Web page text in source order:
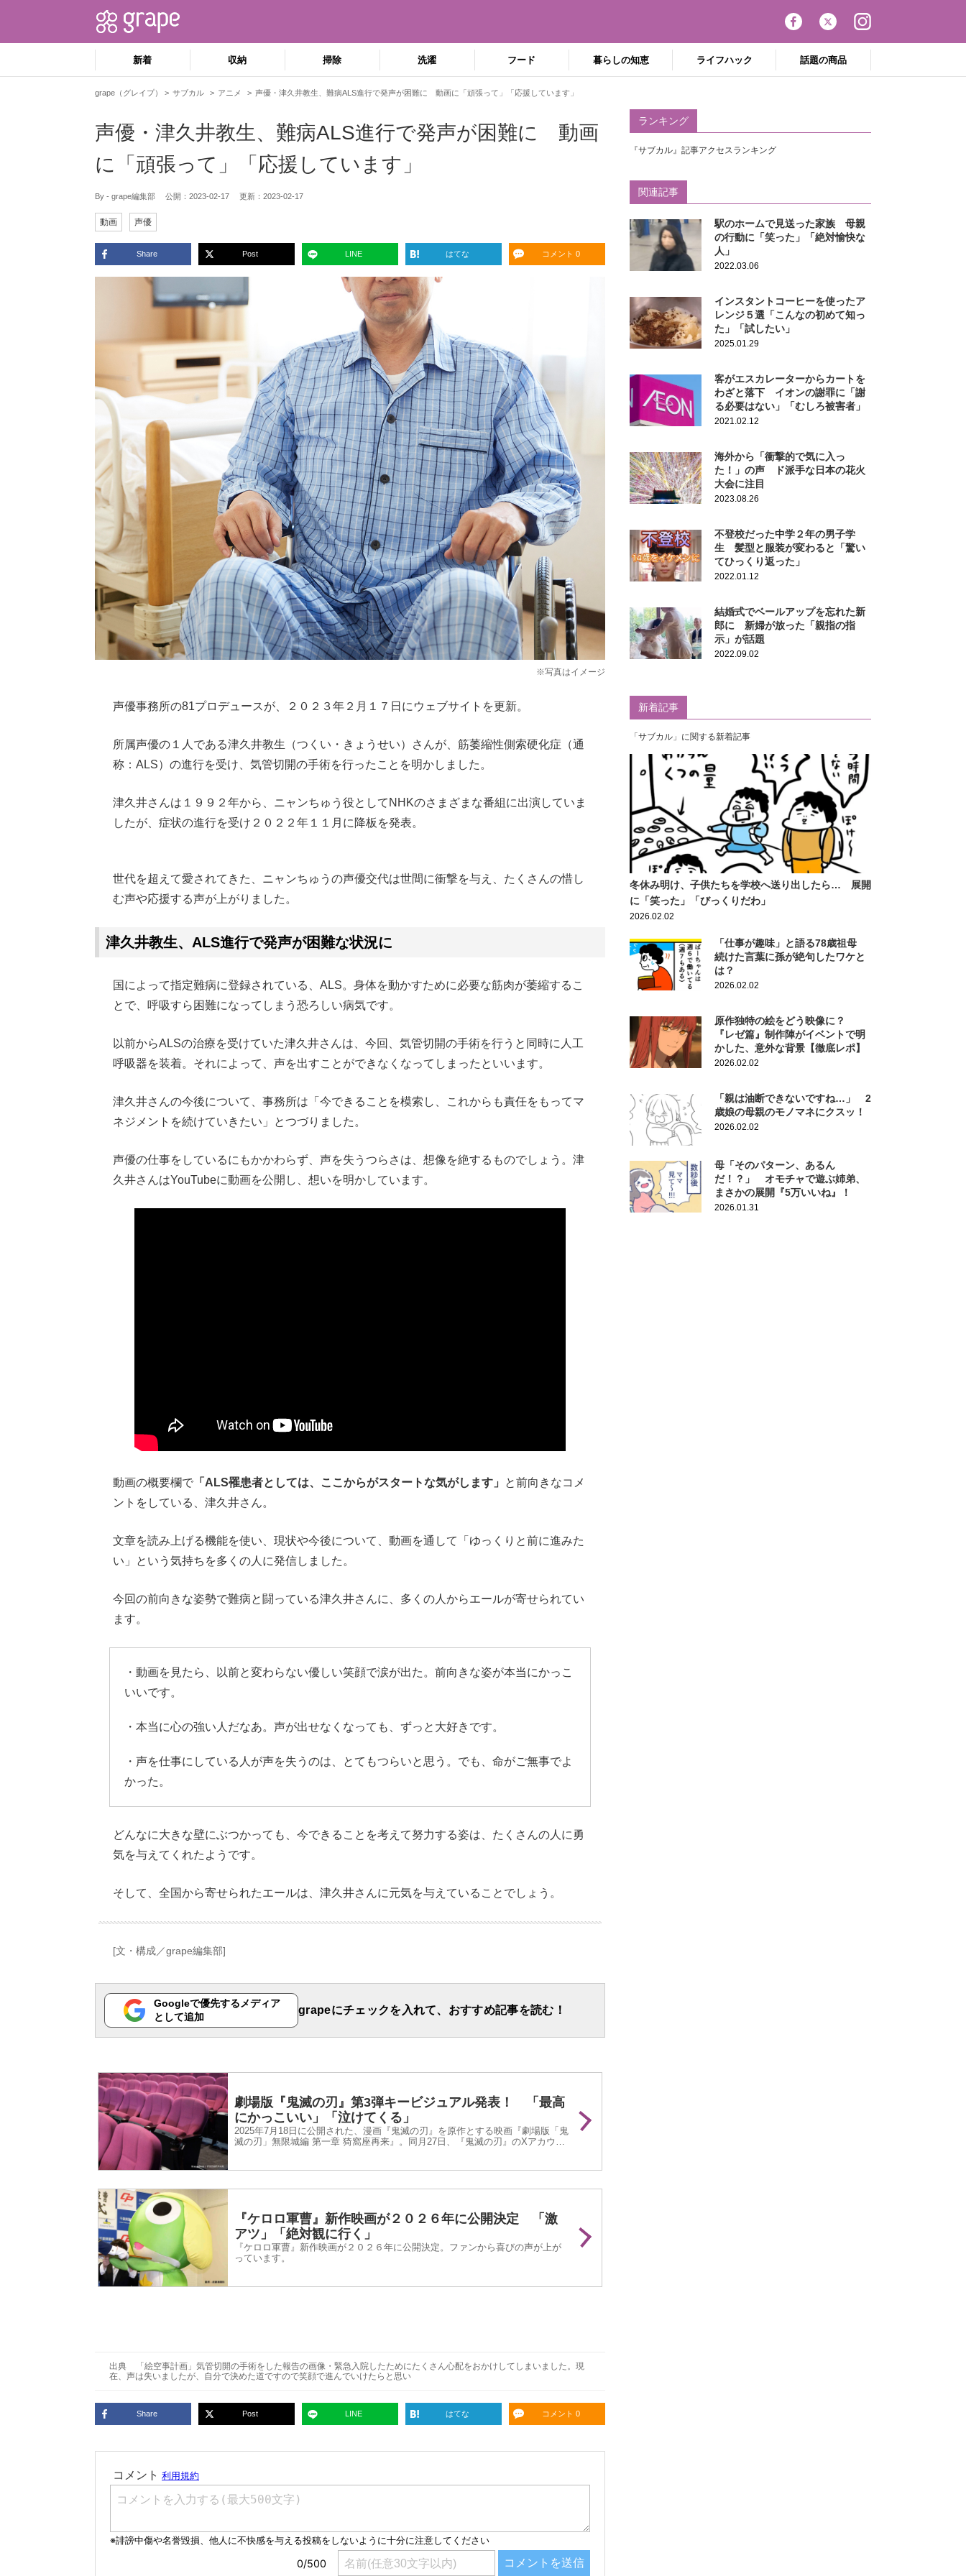
新着 収納 掃除 洗濯 フード 暮らしの知恵 ライフハック 話題の商品
grape（グレイプ） サブカル アニメ 声優・津久井教生、難病ALS進行で発声が困難に 動画に「頑張って」「応援しています」
声優・津久井教生、難病ALS進行で発声が困難に 動画
に「頑張って」「応援しています」
By - grape編集部 公開： 2023-02-17 更新： 2023-02-17
動画 声優
Share Post LINE はてな コメント 0
※写真はイメージ
声優事務所の81プロデュースが、２０２３年２月１７日にウェブサイトを更新。
所属声優の１人である津久井教生（つくい・きょうせい）さんが、筋萎縮性側索硬化症（通
称：ALS）の進行を受け、気管切開の手術を行ったことを明かしました。
津久井さんは１９９２年から、ニャンちゅう役としてNHKのさまざまな番組に出演していま
したが、症状の進行を受け２０２２年１１月に降板を発表。
世代を超えて愛されてきた、ニャンちゅうの声優交代は世間に衝撃を与え、たくさんの惜し
む声や応援する声が上がりました。
津久井教生、ALS進行で発声が困難な状況に
国によって指定難病に登録されている、ALS。身体を動かすために必要な筋肉が萎縮するこ
とで、呼吸すら困難になってしまう恐ろしい病気です。
以前からALSの治療を受けていた津久井さんは、今回、気管切開の手術を行うと同時に人工
呼吸器を装着。それによって、声を出すことができなくなってしまったといいます。
津久井さんの今後について、事務所は「今できることを模索し、これからも責任をもってマ
ネジメントを続けていきたい」とつづりました。
声優の仕事をしているにもかかわらず、声を失うつらさは、想像を絶するものでしょう。津
久井さんはYouTubeに動画を公開し、想いを明かしています。
動画の概要欄で 「ALS罹患者としては、ここからがスタートな気がします」
と前向きなコメ
ントをしている、津久井さん。
文章を読み上げる機能を使い、現状や今後について、動画を通して「ゆっくりと前に進みた
い」という気持ちを多くの人に発信しました。
今回の前向きな姿勢で難病と闘っている津久井さんに、多くの人からエールが寄せられてい
ます。
・動画を見たら、以前と変わらない優しい笑顔で涙が出た。前向きな姿が本当にかっこ
いいです。
・本当に心の強い人だなあ。声が出せなくなっても、ずっと大好きです。
・声を仕事にしている人が声を失うのは、とてもつらいと思う。でも、命がご無事でよ
かった。
どんなに大きな壁にぶつかっても、今できることを考えて努力する姿は、たくさんの人に勇
気を与えてくれたようです。
そして、全国から寄せられたエールは、津久井さんに元気を与えていることでしょう。
[文・構成／grape編集部]
Googleで優先するメディア
として追加
grapeにチェックを入れて、おすすめ記事を読む！
劇場版『鬼滅の刃』第3弾キービジュアル発表！ 「最高
にかっこいい」「泣けてくる」
2025年7月18日に公開された、漫画『鬼滅の刃』を原作とする映画『劇場版「鬼
滅の刃」無限城編 第一章 猗窩座再来』。同月27日、『鬼滅の刃』のXアカウン
『ケロロ軍曹』新作映画が２０２６年に公開決定 「激
アツ」「絶対観に行く」
『ケロロ軍曹』新作映画が２０２６年に公開決定。ファンから喜びの声が上が
っています。
出典
「絵空事計画」気管切開の手術をした報告の画像・緊急入院したためにたくさん心配をおかけしてしまいました。現
在、声は失いましたが、自分で決めた道ですので笑顔で進んでいけたらと思い
Share Post LINE はてな コメント 0
ランキング
『サブカル』記事アクセスランキング
関連記事
駅のホームで見送った家族 母親
の行動に「笑った」「絶対愉快な
人」
2022.03.06
インスタントコーヒーを使ったア
レンジ５選「こんなの初めて知っ
た」「試したい」
2025.01.29
客がエスカレーターからカートを
わざと落下 イオンの謝罪に「謝
る必要はない」「むしろ被害者」
2021.02.12
海外から「衝撃的で気に入っ
た！」の声 ド派手な日本の花火
大会に注目
2023.08.26
不登校だった中学２年の男子学
生 髪型と服装が変わると「驚い
てひっくり返った」
2022.01.12
結婚式でベールアップを忘れた新
郎に 新婦が放った「親指の指
示」が話題
2022.09.02
新着記事
「サブカル」に関する新着記事
冬休み明け、子供たちを学校へ送り出したら… 展開
に「笑った」「びっくりだわ」
2026.02.02
「仕事が趣味」と語る78歳祖母
続けた言葉に孫が絶句したワケと
は？
2026.02.02
原作独特の絵をどう映像に？
『レゼ篇』制作陣がイベントで明
かした、意外な背景【徹底レポ】
2026.02.02
「親は油断できないですね…」 2
歳娘の母親のモノマネにクスッ！
2026.02.02
母「そのパターン、あるん
だ！？」 オモチャで遊ぶ姉弟、
まさかの展開『5万いいね』！
2026.01.31